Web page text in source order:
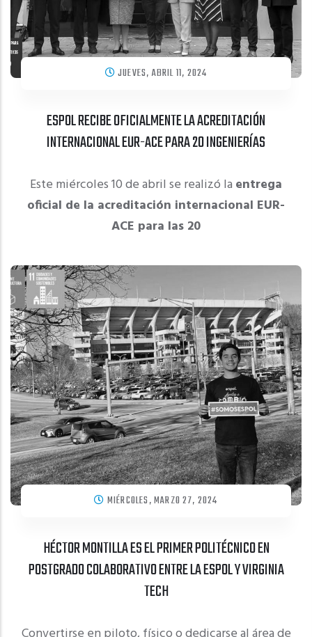
JUEVES, ABRIL 11, 2024
ESPOL RECIBE OFICIALMENTE LA ACREDITACIÓN
INTERNACIONAL EUR-ACE PARA 20 INGENIERÍAS
Este miércoles 10 de abril se realizó la entrega
oficial de la acreditación internacional EUR-
ACE para las 20
MIÉRCOLES, MARZO 27, 2024
HÉCTOR MONTILLA ES EL PRIMER POLITÉCNICO EN
POSTGRADO COLABORATIVO ENTRE LA ESPOL Y VIRGINIA
TECH